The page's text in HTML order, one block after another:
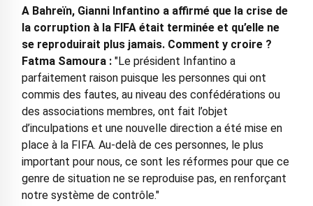
A Bahreïn, Gianni Infantino a affirmé que la crise de
la corruption à la FIFA était terminée et qu’elle ne
se reproduirait plus jamais. Comment y croire ?
Fatma Samoura :"Le président Infantino a
parfaitement raison puisque les personnes qui ont
commis des fautes, au niveau des confédérations ou
des associations membres, ont fait l’objet
d’inculpations et une nouvelle direction a été mise en
place à la FIFA. Au-delà de ces personnes, le plus
important pour nous, ce sont les réformes pour que ce
genre de situation ne se reproduise pas, en renforçant
notre système de contrôle."